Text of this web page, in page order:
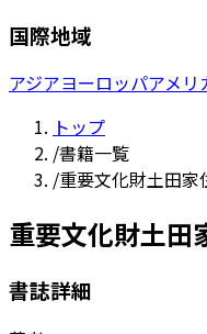
国際地域
アジアヨーロッパアメリ
トップ
/書籍一覧
/重要文化財土田
重要文化財土田
書誌詳細